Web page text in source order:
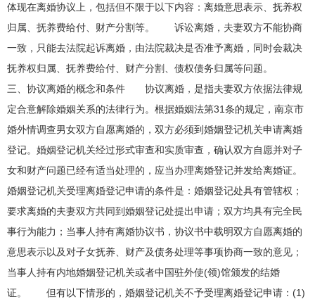
体现在离婚协议上，包括但不限于以下内容：离婚意思表示、抚养权
归属、抚养费给付、财产分割等。 诉讼离婚，夫妻双方不能协商
一致，只能去法院起诉离婚，由法院裁决是否准予离婚，同时会裁决
抚养权归属、抚养费给付、财产分割、债权债务归属等问题。
三、协议离婚的概念和条件 协议离婚，是指夫妻双方依据法律规
定合意解除婚姻关系的法律行为。根据婚姻法第31条的规定，南京市
婚外情调查男女双方自愿离婚的，双方必须到婚姻登记机关申请离婚
登记。婚姻登记机关经过形式审查和实质审查，确认双方自愿并对子
女和财产问题已经有适当处理的，应当办理离婚登记并发给离婚证。
婚姻登记机关受理离婚登记申请的条件是：婚姻登记处具有管辖权；
要求离婚的夫妻双方共同到婚姻登记处提出申请；双方均具有完全民
事行为能力；当事人持有离婚协议书，协议书中载明双方自愿离婚的
意思表示以及对子女抚养、财产及债务处理等事项协商一致的意见；
当事人持有内地婚姻登记机关或者中国驻外使(领)馆颁发的结婚
证。 但有以下情形的，婚姻登记机关不予受理离婚登记申请：(1)